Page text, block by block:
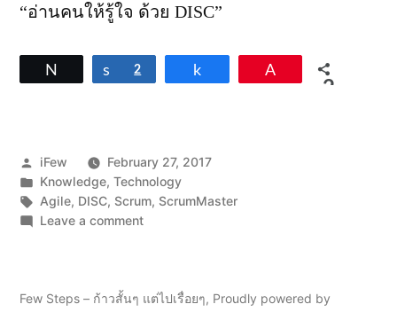
“อ่านคนให้รู้ใจ ด้วย DISC”
Share
2
2
Posted
by
iFew
February 27, 2017
Posted
in
Knowledge,Technology
Tags:
Agile, DISC, Scrum, ScrumMaster
Leave a commenton
(Day
Few Steps – ก้าวสั้นๆ แต่ไปเรื่อยๆ, Proudly powered by